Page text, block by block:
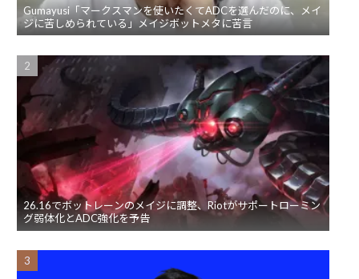
Gumayusi「マークスマンを使いたくてADCを選んだのに、メイ
ジに苦しめられている」メイジボットメタに苦言
26.16でボットレーンのメイジに調整、Riotがサポートローミン
グ弱体化とADC強化を予告